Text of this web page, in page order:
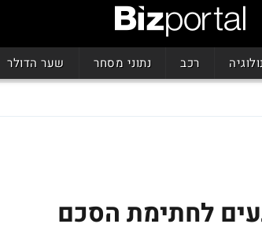
רכב נתוני מסחר שער הדולר
לחתימת הסכם